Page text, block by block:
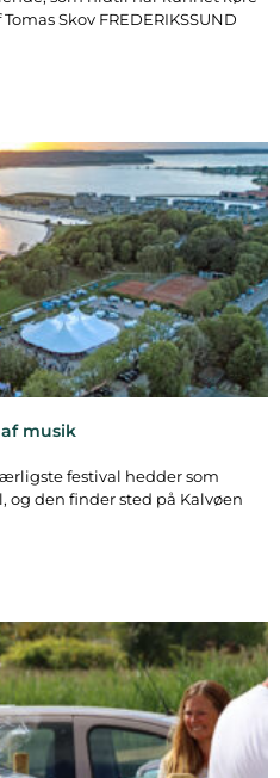
Skov FREDERIKSSUND
musik
festival hedder som
og den finder sted på Kalvøen